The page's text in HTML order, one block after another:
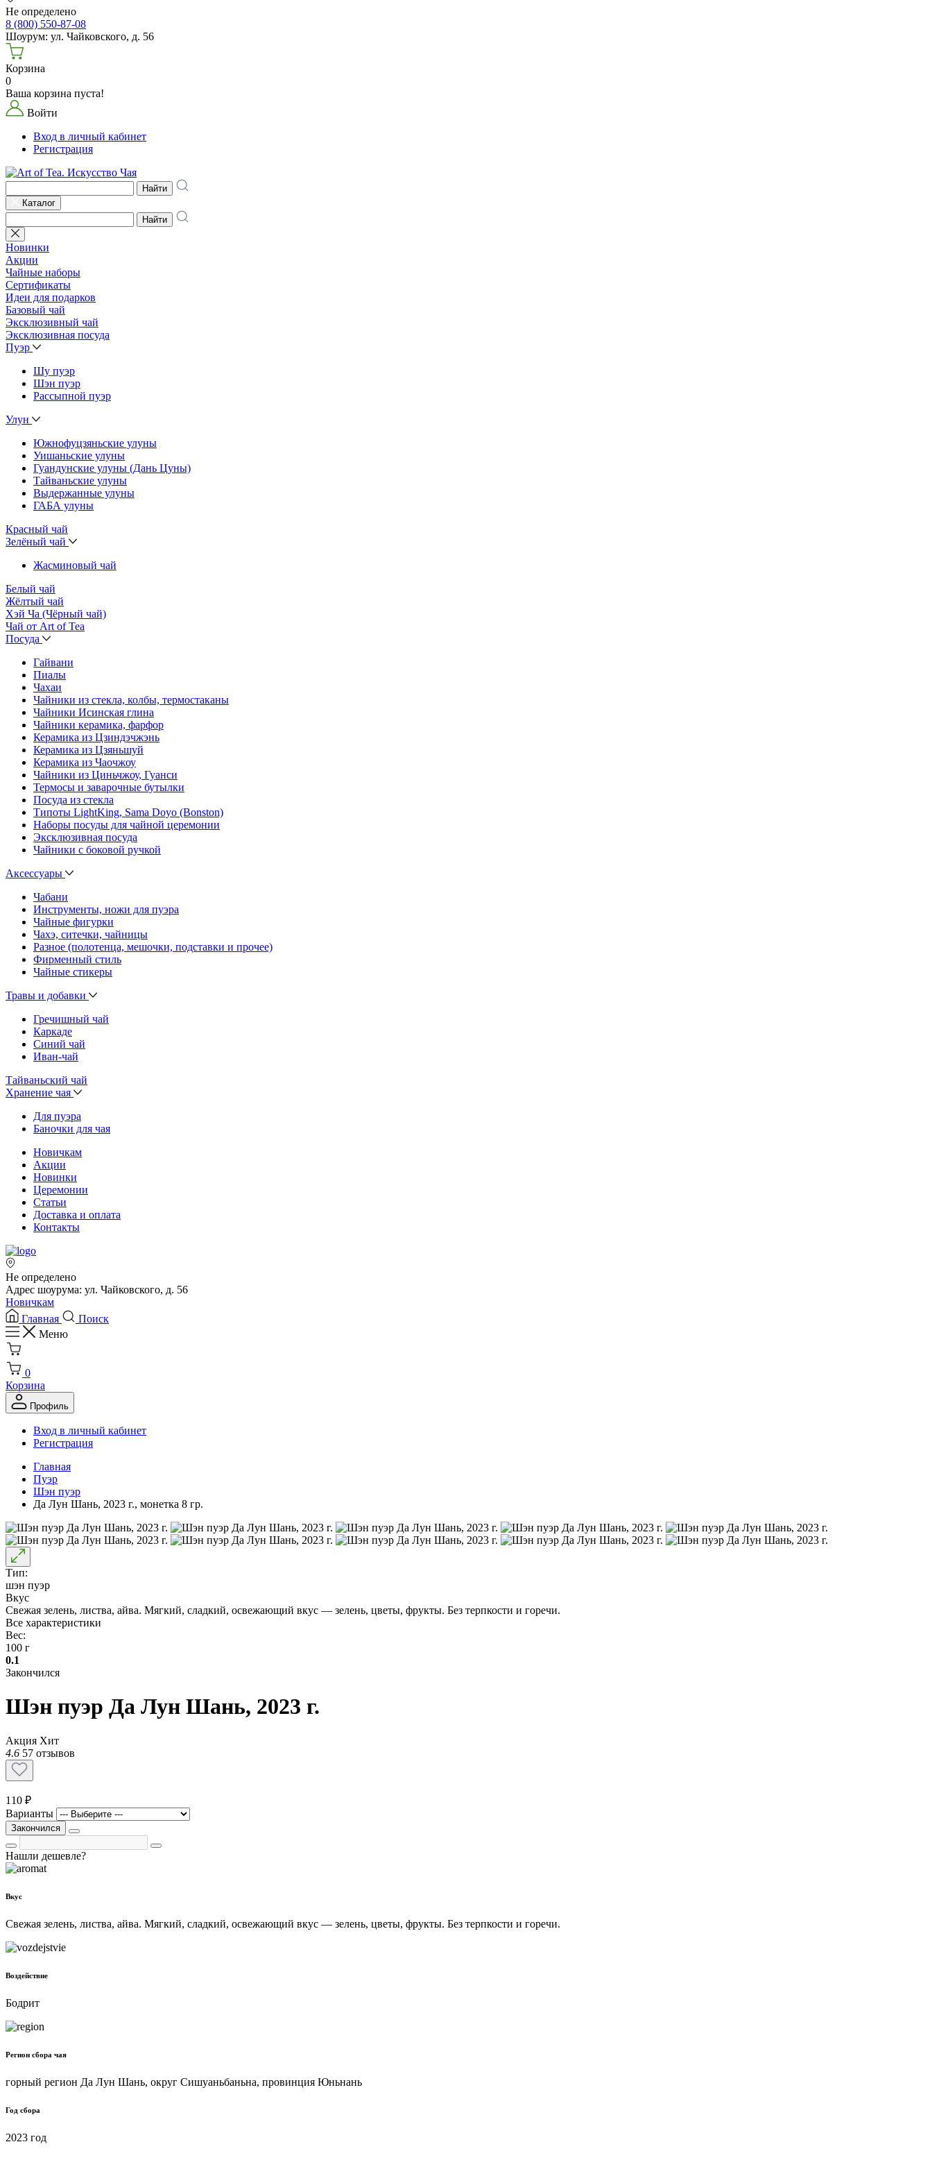
Не определено
8 (800) 550-87-08
Шоурум: ул. Чайковского, д. 56
Корзина
0
Ваша корзина пуста!
Войти
Вход в личный кабинет
Регистрация
Найти
Каталог
Найти
Новинки
Акции
Чайные наборы
Сертификаты
Идеи для подарков
Базовый чай
Эксклюзивный чай
Эксклюзивная посуда
Пуэр
Шу пуэр
Шэн пуэр
Рассыпной пуэр
Улун
Южнофуцзяньские улуны
Уишаньские улуны
Гуандунские улуны (Дань Цуны)
Тайваньские улуны
Выдержанные улуны
ГАБА улуны
Красный чай
Зелёный чай
Жасминовый чай
Белый чай
Жёлтый чай
Хэй Ча (Чёрный чай)
Чай от Art of Tea
Посуда
Гайвани
Пиалы
Чахаи
Чайники из стекла, колбы, термостаканы
Чайники Исинская глина
Чайники керамика, фарфор
Керамика из Цзиндэчжэнь
Керамика из Цзяньшуй
Керамика из Чаочжоу
Чайники из Циньчжоу, Гуанси
Термосы и заварочные бутылки
Посуда из стекла
Типоты LightKing, Sama Doyo (Bonston)
Наборы посуды для чайной церемонии
Эксклюзивная посуда
Чайники с боковой ручкой
Аксессуары
Чабани
Инструменты, ножи для пуэра
Чайные фигурки
Чахэ, ситечки, чайницы
Разное (полотенца, мешочки, подставки и прочее)
Фирменный стиль
Чайные стикеры
Травы и добавки
Гречишный чай
Каркаде
Синий чай
Иван-чай
Тайваньский чай
Хранение чая
Для пуэра
Баночки для чая
Новичкам
Акции
Новинки
Церемонии
Статьи
Доставка и оплата
Контакты
Не определено
Адрес шоурума: ул. Чайковского, д. 56
Новичкам
Главная
Поиск
Меню
0
Корзина
Профиль
Вход в личный кабинет
Регистрация
Главная
Пуэр
Шэн пуэр
Да Лун Шань, 2023 г., монетка 8 гр.
Тип:
шэн пуэр
Вкус
Свежая зелень, листва, айва. Мягкий, сладкий, освежающий вкус — зелень, цветы, фрукты. Без терпкости и горечи.
Все характеристики
Вес:
100 г
0.1
Закончился
Шэн пуэр Да Лун Шань, 2023 г.
Акция Хит
4.6 57 отзывов
110 ₽
Варианты
Закончился
Нашли дешевле?
Вкус
Свежая зелень, листва, айва. Мягкий, сладкий, освежающий вкус — зелень, цветы, фрукты. Без терпкости и горечи.
Воздействие
Бодрит
Регион сбора чая
горный регион Да Лун Шань, округ Сишуаньбаньна, провинция Юньнань
Год сбора
2023 год